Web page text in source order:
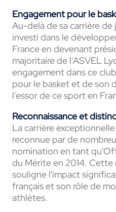
Engagement pour le
Au-delà de sa carrière de
investi dans le
France en devenant
majoritaire de l'ASVEL
engagement dans ce
pour le basket et de son
l'essor de ce sport en
Reconnaissance et
La carrière
reconnue par de
nomination en tant
du Mérite en 2014.
souligne l'impact
français et son rôle de
athlètes.